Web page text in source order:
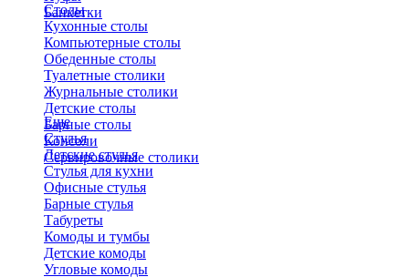
Банкетки
Столы
Кухонные столы
Компьютерные столы
Обеденные столы
Туалетные столики
Журнальные столики
​Детские столы
Барные столы
Консоли
Сервировочные столики
Еще
Стулья
Детские стулья
Стулья для кухни
Офисные стулья
Барные стулья
Табуреты
Комоды и тумбы
Детские комоды
Угловые комоды